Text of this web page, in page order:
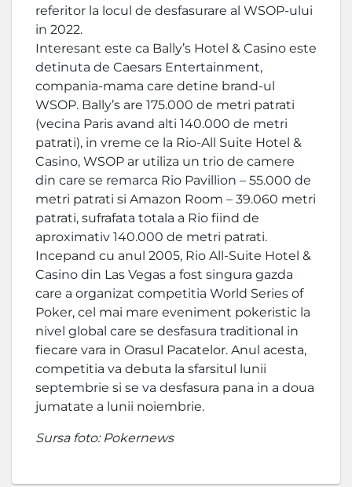
referitor la locul de desfasurare al WSOP-ului
in 2022.
Interesant este ca Bally’s Hotel & Casino este
detinuta de Caesars Entertainment,
compania-mama care detine brand-ul
WSOP. Bally’s are 175.000 de metri patrati
(vecina Paris avand alti 140.000 de metri
patrati), in vreme ce la Rio-All Suite Hotel &
Casino, WSOP ar utiliza un trio de camere
din care se remarca Rio Pavillion – 55.000 de
metri patrati si Amazon Room – 39.060 metri
patrati, sufrafata totala a Rio fiind de
aproximativ 140.000 de metri patrati.
Incepand cu anul 2005, Rio All-Suite Hotel &
Casino din Las Vegas a fost singura gazda
care a organizat competitia World Series of
Poker, cel mai mare eveniment pokeristic la
nivel global care se desfasura traditional in
fiecare vara in Orasul Pacatelor. Anul acesta,
competitia va debuta la sfarsitul lunii
septembrie si se va desfasura pana in a doua
jumatate a lunii noiembrie.
Sursa foto: Pokernews